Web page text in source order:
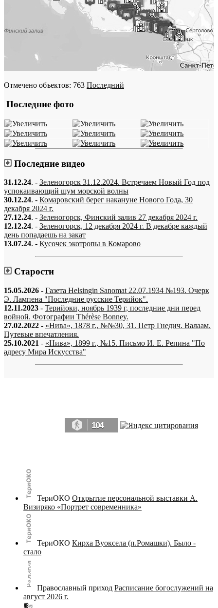
Отмечено объектов: 763 Последний
Последние фото
Последние видео
31.12.24. - Зеленогорск 31.12.2024. Встречаем Новый Год под
успокаивающий шум морской волны
30.12.24. - Комаровский берег накануне Нового Года, 30
декабря 2024 г.
27.12.24. - Зеленогорск, Финский залив 27 декабря 2024 г.
12.12.24. - Зеленогорск, 12 декабря 2024 г. В декабре каждый
день попадаешь на закат
13.07.24. - Кусочек экотропы в Комарово
Старости
15.05.2026 - Газета Helsingin Sanomat 22.07.1934 №193. Очерк
Э. Лампена "Последние русские Терийок".
12.11.2023 - Терийоки, ноябрь 1939 г, последние дни перед
войной. Фотографии Thérèse Bonney.
27.02.2022 - «Нива», 1878 г., №№30, 31. Петр Гнедич. Валаам.
Путевые впечатления.
25.10.2021 - «Нива», 1899 г., №15. Письмо И. Е. Репина "По
адресу Мира Искусства"
104
ТериОКО Открытие персональной выставки А.
Визиряко «Портрет современника»
ТериОКО Кирха Вуоксела (п.Ромашки). Было -
стало
Православный приход Расписание богослужений на
август 2026 г.